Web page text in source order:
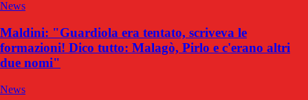
News
Maldini: "Guardiola era tentato, scriveva le
formazioni! Dico tutto: Malagò, Pirlo e c'erano altri
due nomi"
News